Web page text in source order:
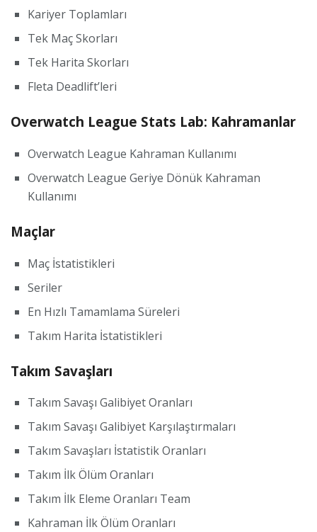
Kariyer Toplamları
Tek Maç Skorları
Tek Harita Skorları
Fleta Deadlift’leri
Overwatch League Stats Lab: Kahramanlar
Overwatch League Kahraman Kullanımı
Overwatch League Geriye Dönük Kahraman
Kullanımı
Maçlar
Maç İstatistikleri
Seriler
En Hızlı Tamamlama Süreleri
Takım Harita İstatistikleri
Takım Savaşları
Takım Savaşı Galibiyet Oranları
Takım Savaşı Galibiyet Karşılaştırmaları
Takım Savaşları İstatistik Oranları
Takım İlk Ölüm Oranları
Takım İlk Eleme Oranları Team
Kahraman İlk Ölüm Oranları